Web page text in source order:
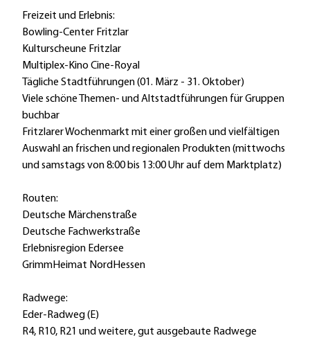
Freizeit und Erlebnis:
Bowling-Center Fritzlar
Kulturscheune Fritzlar
Multiplex-Kino Cine-Royal
Tägliche Stadtführungen (01. März - 31. Oktober)
Viele schöne Themen- und Altstadtführungen für Gruppen
buchbar
Fritzlarer Wochenmarkt mit einer großen und vielfältigen
Auswahl an frischen und regionalen Produkten (mittwochs
und samstags von 8:00 bis 13:00 Uhr auf dem Marktplatz)
Routen:
Deutsche Märchenstraße
Deutsche Fachwerkstraße
Erlebnisregion Edersee
GrimmHeimat NordHessen
Radwege:
Eder-Radweg (E)
R4, R10, R21 und weitere, gut ausgebaute Radwege